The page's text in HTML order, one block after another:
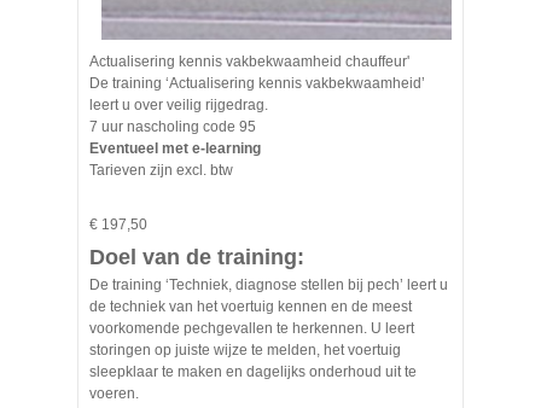
Actualisering kennis vakbekwaamheid chauffeur'
De training ‘Actualisering kennis vakbekwaamheid’
leert u over veilig rijgedrag.
7 uur nascholing code 95
Eventueel met e-learning
Tarieven zijn excl. btw
€ 197,50
Doel van de training:
De training ‘Techniek, diagnose stellen bij pech’ leert u
de techniek van het voertuig kennen en de meest
voorkomende pechgevallen te herkennen. U leert
storingen op juiste wijze te melden, het voertuig
sleepklaar te maken en dagelijks onderhoud uit te
voeren.